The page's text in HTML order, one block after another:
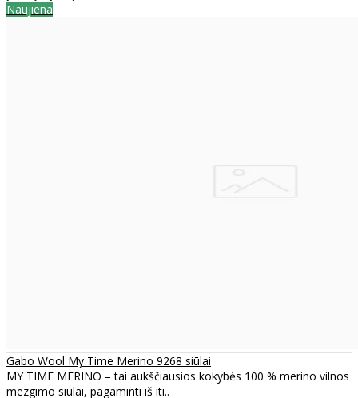
Naujiena
Gabo Wool My Time Merino 9268 siūlai
MY TIME MERINO – tai aukščiausios kokybės 100 % merino vilnos
mezgimo siūlai, pagaminti iš iti..